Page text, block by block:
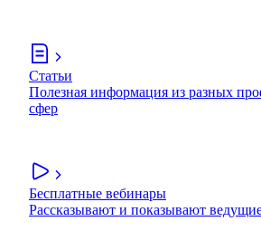
Статьи
Полезная информация из разных
сфер
Бесплатные вебинары
Рассказывают и показывают